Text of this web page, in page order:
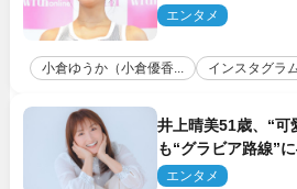
に反響
エンタメ
小倉ゆうか（小倉優香... インスタグラ
井上晴美51歳、“可
も“グラビア路線”
裸々に語る 27年
エンタメ